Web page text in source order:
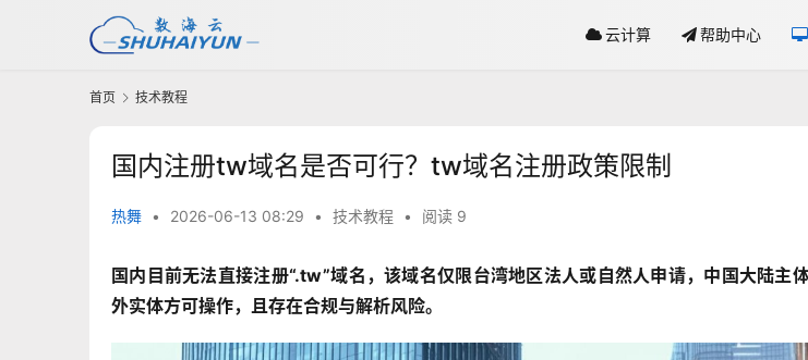
云计算 帮助中心
首页 技术教程
国内注册tw域名是否可行？tw域名注册政策限制
热舞 • 2026-06-13 08:29 • 技术教程 • 阅读 9
国内目前无法直接注册“.tw”域名，该域名仅限台湾地区法人或自然人申请，中国大陆主
外实体方可操作，且存在合规与解析风险。